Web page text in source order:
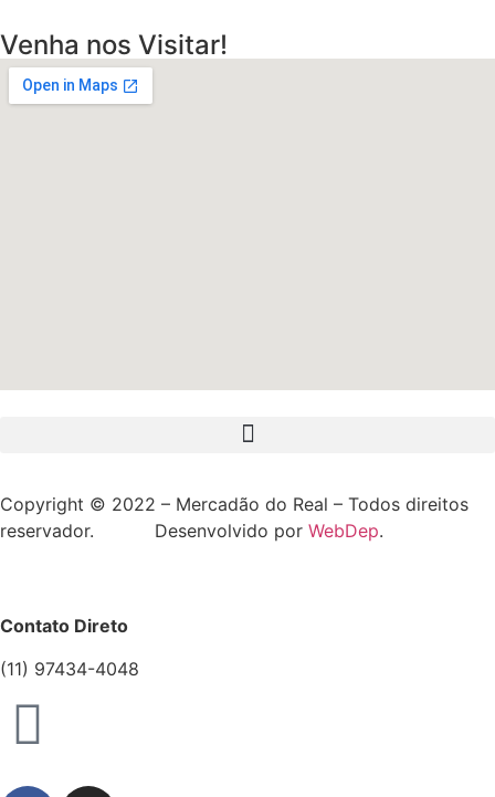
Venha nos Visitar!
Copyright © 2022 – Mercadão do Real – Todos direitos
reservador. Desenvolvido por WebDep.
Contato Direto
(11) 97434-4048